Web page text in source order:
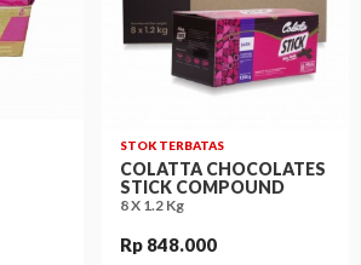
STOK TERBATAS
COLATTA CHOCOLATES
STICK COMPOUND
8 X 1.2 Kg
Rp 848.000